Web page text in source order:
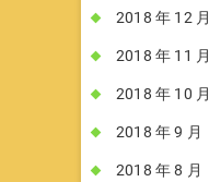
2018 年 12 月
2018 年 11 月
2018 年 10 月
2018 年 9 月
2018 年 8 月